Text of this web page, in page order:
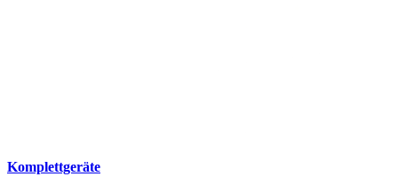
Komplettgeräte